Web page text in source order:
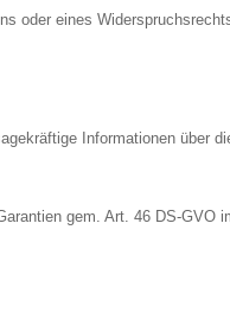
oder eines
Informationen über
gem. Art. 46 DS-GVO